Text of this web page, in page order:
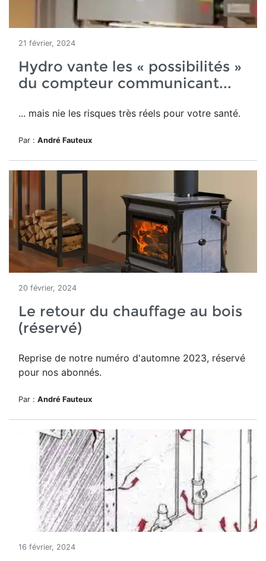
21 février, 2024
Hydro vante les « possibilités »
du compteur communicant...
... mais nie les risques très réels pour votre santé.
Par : André Fauteux
20 février, 2024
Le retour du chauffage au bois
(réservé)
Reprise de notre numéro d'automne 2023, réservé
pour nos abonnés.
Par : André Fauteux
16 février, 2024